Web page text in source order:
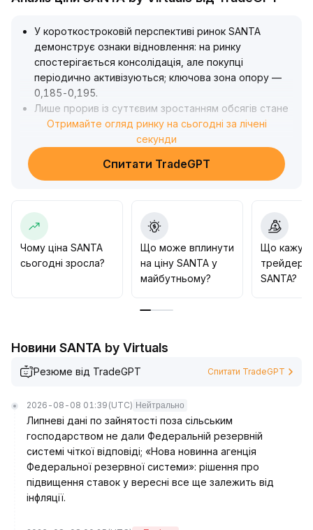
У короткостроковій перспективі ринок SANTA
демонструє ознаки відновлення: на ринку
спостерігається консолідація, але покупці
періодично активізуються; ключова зона опору —
0,185-0,195.
Лише прорив із суттєвим зростанням обсягів стане
підтвердженням початку відновлення
Інвесторам рекомендується уважно стежити за
динамікою ціни та обсягів, а також сигналами
пробою, суворо контролювати розмір позицій
залишатися мінімізація ризику зниження
Отримайте огляд ринку на сьогодні за лічені
секунди
Спитати TradeGPT
Чому ціна SANTA
сьогодні зросла?
Що може вплинути
на ціну SANTA у
майбутньому?
Що
трейдери
SANTA?
Новини SANTA by Virtuals
Резюме від TradeGPT Спитати TradeGPT
2026-08-08 01:39 (UTC) Нейтрально
Липневі дані по зайнятості поза сільським
господарством не дали Федеральній резервній
системі чіткої відповіді; «Нова новинна агенція
Федеральної резервної системи»: рішення про
підвищення ставок у вересні все ще залежить від
інфляції.